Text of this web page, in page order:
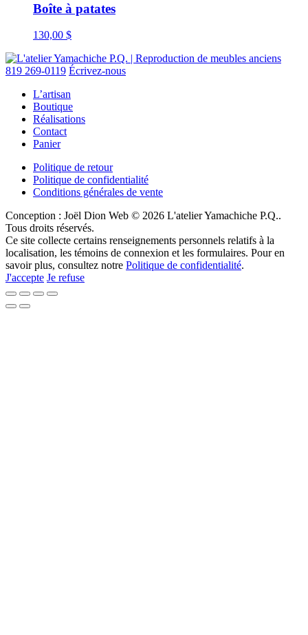
Boîte à patates
130,00 $
819 269-0119 Écrivez-nous
L’artisan
Boutique
Réalisations
Contact
Panier
Politique de retour
Politique de confidentialité
Conditions générales de vente
Conception : Joël Dion Web © 2026 L'atelier Yamachiche P.Q..
Tous droits réservés.
Ce site collecte certains renseignements personnels relatifs à la
localisation, les témoins de connexion et les formulaires. Pour en
savoir plus, consultez notre Politique de confidentialité.
J'accepte Je refuse